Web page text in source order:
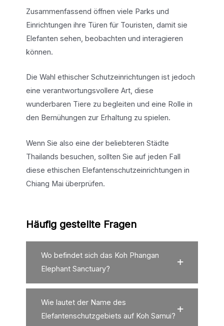
Zusammenfassend öffnen viele Parks und
Einrichtungen ihre Türen für Touristen, damit sie
Elefanten sehen, beobachten und interagieren
können.
Die Wahl ethischer Schutzeinrichtungen ist jedoch
eine verantwortungsvollere Art, diese
wunderbaren Tiere zu begleiten und eine Rolle in
den Bemühungen zur Erhaltung zu spielen.
Wenn Sie also eine der beliebteren Städte
Thailands besuchen, sollten Sie auf jeden Fall
diese ethischen Elefantenschutzeinrichtungen in
Chiang Mai überprüfen.
Häufig gestellte Fragen
Wo befindet sich das Koh Phangan
Elephant Sanctuary?
Wie lautet der Name des
Elefantenschutzgebiets auf Koh Samui?